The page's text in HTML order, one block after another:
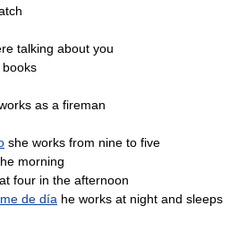
talking about you
books
as a fireman
she works from nine to five
morning
at four in the afternoon
de día he works at night and sleeps